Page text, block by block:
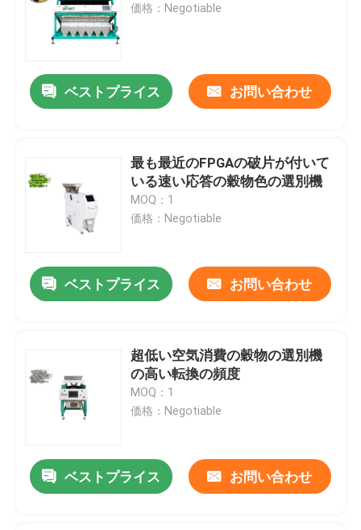
価格：Negotiable
ベストプライス お問い合わせ
最も最近のFPGAの破片が付いて
いる速い応答の穀物色の選別機
MOQ：1
価格：Negotiable
ベストプライス お問い合わせ
超低い空気消費の穀物の選別機
の高い転換の頻度
MOQ：1
価格：Negotiable
ベストプライス お問い合わせ